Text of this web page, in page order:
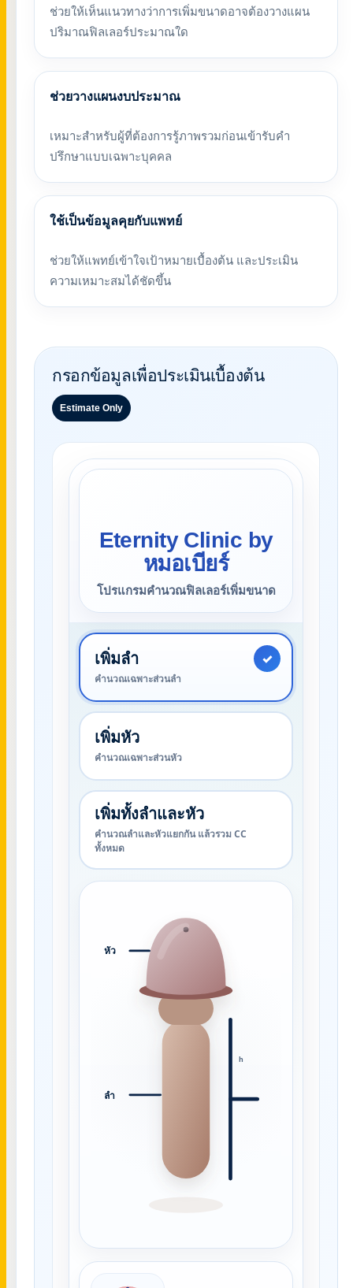
ช่วยให้เห็นแนวทางว่าการเพิ่มขนาดอาจต้องวางแผน
ปริมาณฟิลเลอร์ประมาณใด
ช่วยวางแผนงบประมาณ
เหมาะสำหรับผู้ที่ต้องการรู้ภาพรวมก่อนเข้ารับคำ
ปรึกษาแบบเฉพาะบุคคล
ใช้เป็นข้อมูลคุยกับแพทย์
ช่วยให้แพทย์เข้าใจเป้าหมายเบื้องต้น และประเมิน
ความเหมาะสมได้ชัดขึ้น
กรอกข้อมูลเพื่อประเมินเบื้องต้น
Estimate Only
Eternity Clinic by
หมอเบียร์
โปรแกรมคำนวณฟิลเลอร์เพิ่มขนาด
✓
เพิ่มลำ
คำนวณเฉพาะส่วนลำ
เพิ่มหัว
คำนวณเฉพาะส่วนหัว
เพิ่มทั้งลำและหัว
คำนวณลำและหัวแยกกัน แล้วรวม CC
ทั้งหมด
หัว
ลำ
h